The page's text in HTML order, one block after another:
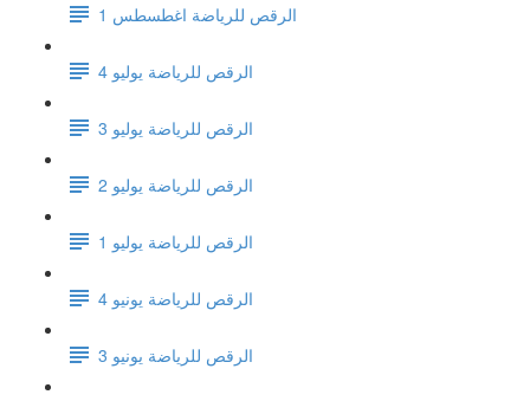
الرقص للرياضة اغطسطس 1
الرقص للرياضة يوليو 4
الرقص للرياضة يوليو 3
الرقص للرياضة يوليو 2
الرقص للرياضة يوليو 1
الرقص للرياضة يونيو 4
الرقص للرياضة يونيو 3